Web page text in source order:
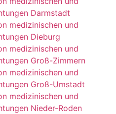
Darmstadt
medizinischen und
Dieburg
medizinischen und
Groß-Zimmern
medizinischen und
Groß-Umstadt
medizinischen und
Nieder-Roden